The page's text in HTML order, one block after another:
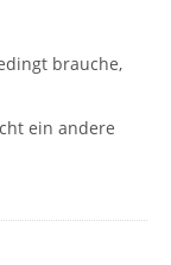
brauche,
ein andere